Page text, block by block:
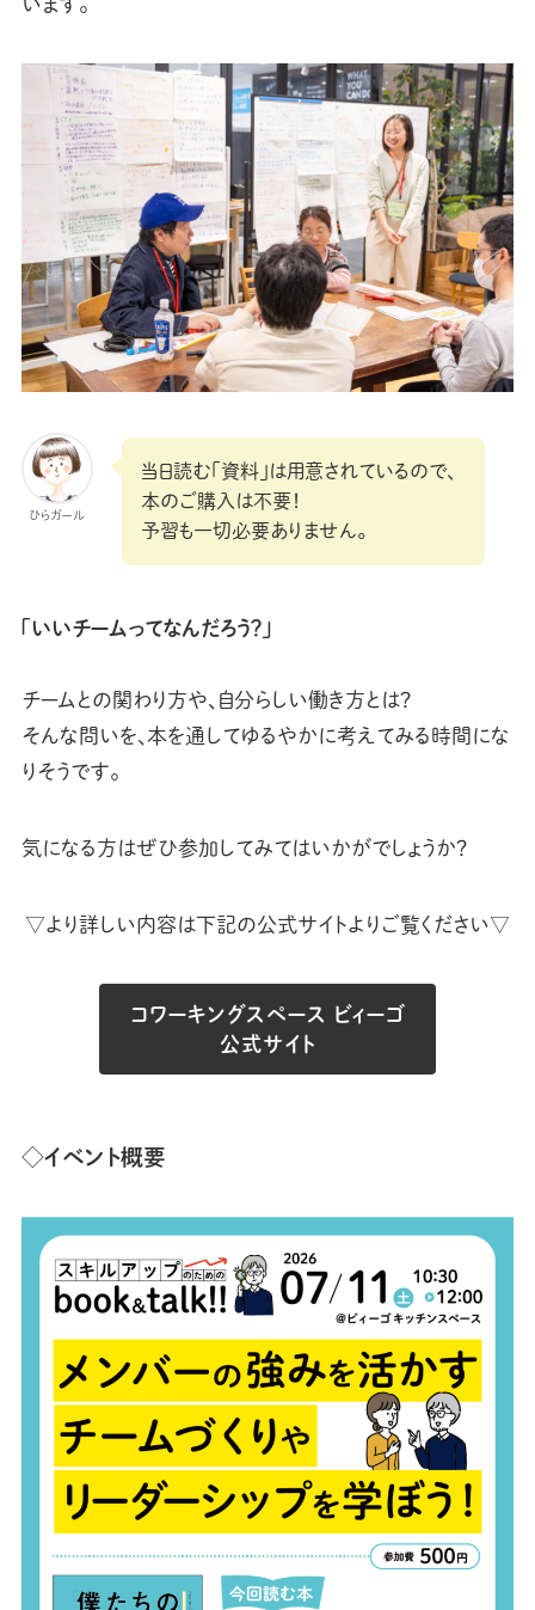
ひらガール
当日読む「資料」は用意されているので、
本のご購入は不要！
予習も一切必要ありません。
「いいチームってなんだろう？」
チームとの関わり方や、自分らしい働き方とは？
そんな問いを、本を通してゆるやかに考えてみる時間にな
りそうです。
気になる方はぜひ参加してみてはいかがでしょうか？
▽より詳しい内容は下記の公式サイトよりご覧ください▽
コワーキングスペース ビィーゴ
公式サイト
◇イベント概要